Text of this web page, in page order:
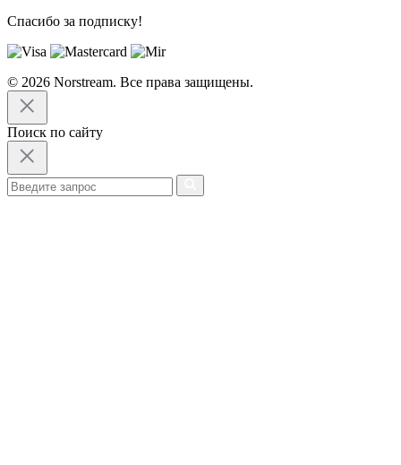
Спасибо за подписку!
© 2026 Norstream. Все права защищены.
Поиск по сайту